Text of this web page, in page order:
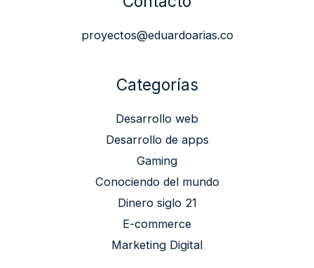
proyectos@eduardoarias.co
Categorías
Desarrollo web
Desarrollo de apps
Gaming
Conociendo del mundo
Dinero siglo 21
E-commerce
Marketing Digital